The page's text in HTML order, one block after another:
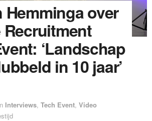
Hemminga over
Recruitment
‘Landschap
in 10 jaar’
Interviews, Tech Event, Video